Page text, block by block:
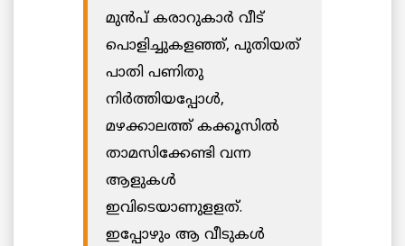
മുൻപ് കരാറുകാർ ‍വീട്‌
പൊളിച്ചുകളഞ്ഞ്‌, പുതിയത്
‌പാതി പണിതു
നിർത്തിയപ്പോൾ,
‍മഴക്കാലത്ത്‌ കക്കൂസില്‍
താമസിക്കേണ്ടി വന്ന
ആളുകൾ
‍ഇവിടെയാണുളളത്‌.
ഇപ്പോഴും ആ വീടുകള്‍